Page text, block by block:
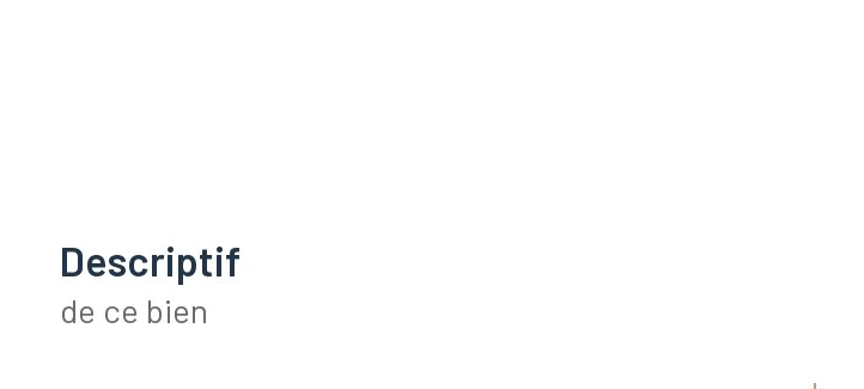
descriptif
de ce bien